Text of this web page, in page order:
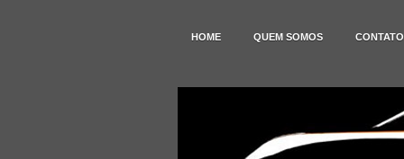
HOME QUEM SOMOS CONTATO